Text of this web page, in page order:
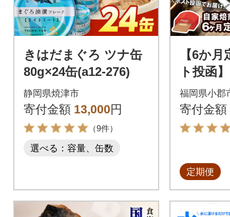
きはだまぐろ ツナ缶
80g×24缶(a12-276)
静岡県焼津市
寄付金額 13,000円
（9件）
選べる：容量、缶数
【6か
ト投函
ヒー豆
種
福岡県小郡
寄付金額
定期便